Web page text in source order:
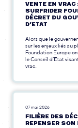
VENTE EN VRAC
SURFRIDER
DÉCRET DU
D’ETAT
Alors que le
sur les enjeux liés au
Foundation Europe
le Conseil d’Etat
vrac.
07 mai 2026
FILIÈRE DES
REPENSER